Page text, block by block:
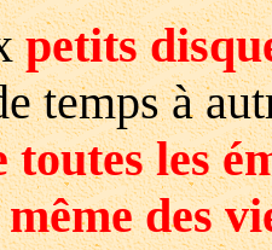
petits
temps à
les
des